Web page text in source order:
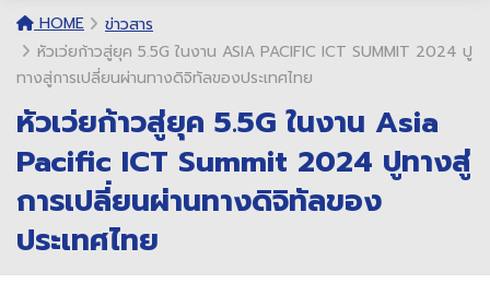
HOME
ข่าวสาร
หัวเว่ยก้าวสู่ยุค 5.5G ในงาน ASIA PACIFIC ICT SUMMIT 2024 ปู
ทางสู่การเปลี่ยนผ่านทางดิจิทัลของประเทศไทย
หัวเว่ยก้าวสู่ยุค 5.5G ในงาน Asia
Pacific ICT Summit 2024 ปูทางสู่
การเปลี่ยนผ่านทางดิจิทัลของ
ประเทศไทย